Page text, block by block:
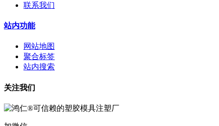
联系我们
站内功能
网站地图
聚合标签
站内搜索
关注我们